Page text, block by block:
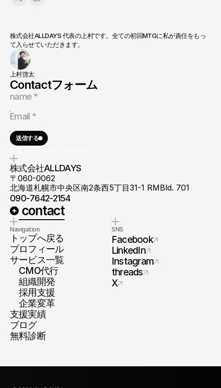
株式会社ALLDAYS 代表の上村です。全ての初回MTGに私が責任をもっ
て入らせていただきます。
上村啓太
Contactフォーム
送信する
株式会社ALLDAYS
〒060-0062
北海道札幌市中央区南2条西5丁目31-1 RMBld. 701
090-7642-2154
contact
Navigation
トップへ戻る
プロフィール
サービス一覧
CMO代行
組織開発
採用支援
企業変革
支援実績
ブログ
無料診断
SNS
Facebook
LinkedIn
Instagram
threads
X